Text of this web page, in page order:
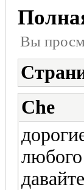
Вы
Che